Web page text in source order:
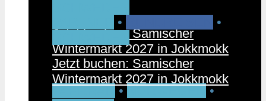
Jetzt buchen: Samischer
Wintermarkt 2027 in Jokkmokk
FAHRRAD • NORWEGEN •
•
•
Jetzt buchen: Samischer
Wintermarkt 2027 in Jokkmokk